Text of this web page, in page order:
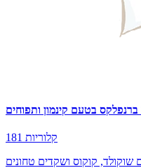
ברנפלקס בטעם קינמון ותפוחים
181 קלוריות
קוקוס ושקדים טחונים